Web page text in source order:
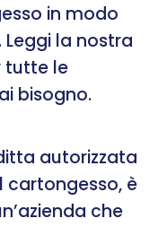
in modo
la nostra
tutte le
bisogno.
autorizzata
è
che